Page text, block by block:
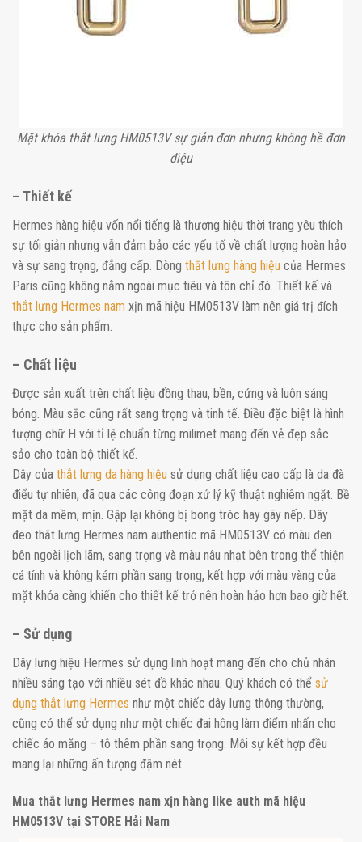
Mặt khóa thắt lưng HM0513V sự giản đơn nhưng không hề đơn
điệu
– Thiết kế
Hermes hàng hiệu vốn nổi tiếng là thương hiệu thời trang yêu thích
sự tối giản nhưng vẫn đảm bảo các yếu tố về chất lượng hoàn hảo
và sự sang trọng, đẳng cấp. Dòng thắt lưng hàng hiệu của Hermes
Paris cũng không nằm ngoài mục tiêu và tôn chỉ đó. Thiết kế và
thắt lưng Hermes nam xịn mã hiệu HM0513V làm nên giá trị đích
thực cho sản phẩm.
– Chất liệu
Được sản xuất trên chất liệu đồng thau, bền, cứng và luôn sáng
bóng. Màu sắc cũng rất sang trọng và tinh tế. Điều đặc biệt là hình
tượng chữ H với tỉ lệ chuẩn từng milimet mang đến vẻ đẹp sắc
sảo cho toàn bộ thiết kế.
Dây của thắt lưng da hàng hiệu sử dụng chất liệu cao cấp là da đà
điểu tự nhiên, đã qua các công đoạn xử lý kỹ thuật nghiêm ngặt. Bề
mặt da mềm, mịn. Gập lại không bị bong tróc hay gãy nếp. Dây
đeo thắt lưng Hermes nam authentic mã HM0513V có màu đen
bên ngoài lịch lãm, sang trọng và màu nâu nhạt bên trong thể thiện
cá tính và không kém phần sang trọng, kết hợp với màu vàng của
mặt khóa càng khiến cho thiết kế trở nên hoàn hảo hơn bao giờ hết.
– Sử dụng
Dây lưng hiệu Hermes sử dụng linh hoạt mang đến cho chủ nhân
nhiều sáng tạo với nhiều sét đồ khác nhau. Quý khách có thể sử
dụng thắt lưng Hermes như một chiếc dây lưng thông thường,
cũng có thể sử dụng như một chiếc đai hông làm điểm nhấn cho
chiếc áo măng – tô thêm phần sang trọng. Mỗi sự kết hợp đều
mang lại những ấn tượng đậm nét.
Mua thắt lưng Hermes nam xịn hàng like auth mã hiệu
HM0513V tại STORE Hải Nam